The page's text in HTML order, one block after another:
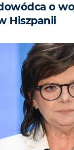
o
Hiszpanii